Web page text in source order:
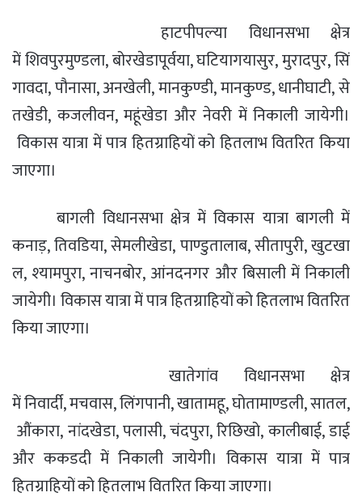
हाटपीपल्‍या विधानसभा क्षेत्र
में शि‍वपुरमुण्‍डला,बोरखेडापूर्वया,घटियागयासुर,मुरादपुर,सिं
गावदा,पौनासा,अनखेली,मानकुण्‍डी,मानकुण्‍ड,धानीघाटी,से
तखेडी, कजलीवन,महूंखेडा और नेवरी मेंनिकाली जायेगी।
विकास यात्रा में पात्र हितग्राहियों को हितलाभ वितरित किया
जाएगा।
बागली विधानसभा क्षेत्र में विकास यात्रा बागली में
कनाड़,तिवडिया,सेमलीखेडा,पाण्‍डुतालाब,सीतापुरी,खुटखा
ल, श्‍यामपुरा,नाचनबोर, आंनदनगर और बिसालीमें निकाली
जायेगी। विकास यात्रा में पात्र हितग्राहियों को हितलाभ वितरित
किया जाएगा।
खातेगांव विधानसभा क्षेत्र
में निवार्दी,मचवास,लिंगपानी,खातामहू,घोतामाण्‍डली,सातल,
औंकारा,नांदखेडा,पलासी,चंदपुरा,रिछिखो,कालीबाई,डाई
और ककडदी में निकाली जायेगी। विकास यात्रा में पात्र
हितग्राहियों को हितलाभ वितरित किया जाएगा।